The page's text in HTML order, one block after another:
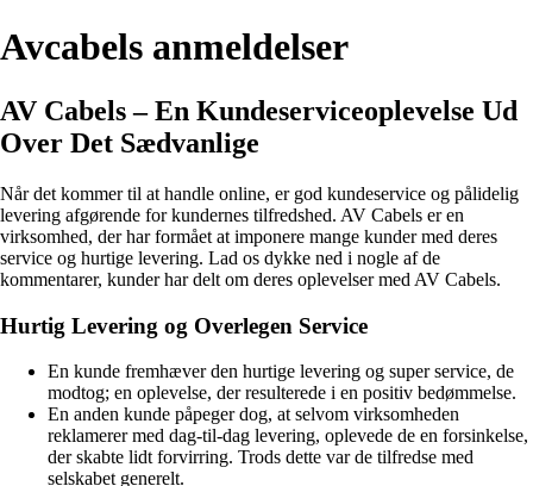
Avcabels anmeldelser
AV Cabels – En Kundeserviceoplevelse Ud
Over Det Sædvanlige
Når det kommer til at handle online, er god kundeservice og pålidelig
levering afgørende for kundernes tilfredshed. AV Cabels er en
virksomhed, der har formået at imponere mange kunder med deres
service og hurtige levering. Lad os dykke ned i nogle af de
kommentarer, kunder har delt om deres oplevelser med AV Cabels.
Hurtig Levering og Overlegen Service
En kunde fremhæver den hurtige levering og super service, de
modtog; en oplevelse, der resulterede i en positiv bedømmelse.
En anden kunde påpeger dog, at selvom virksomheden
reklamerer med dag-til-dag levering, oplevede de en forsinkelse,
der skabte lidt forvirring. Trods dette var de tilfredse med
selskabet generelt.